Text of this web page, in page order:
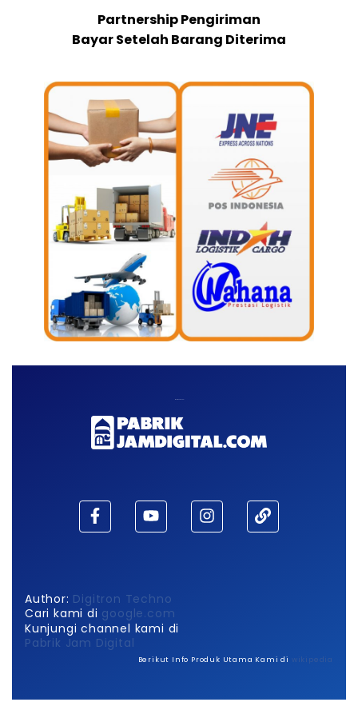
Partnership Pengiriman
Bayar Setelah Barang Diterima
Author: Digitron Techno
Cari kami di google.com
Kunjungi channel kami di
Pabrik Jam Digital
Berikut Info Produk Utama Kami di wikipedia